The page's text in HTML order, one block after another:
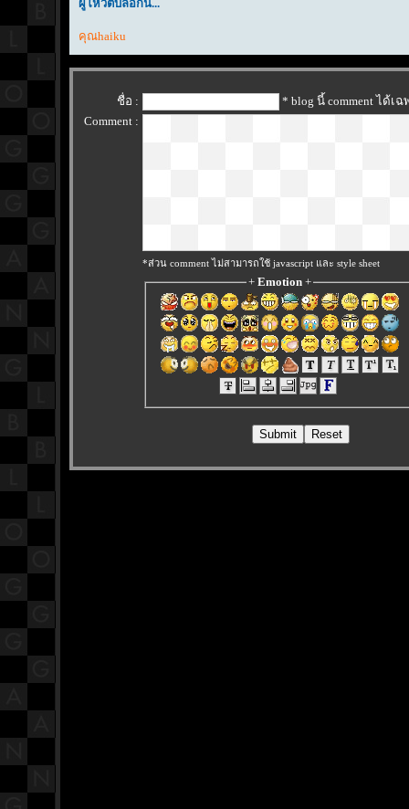
ผู้โหวตบล็อกนี้...
คุณhaiku
ชื่อ :
* blog นี้ comment ได้เ
Comment :
*ส่วน comment ไม่สามารถใช้ javascript และ style sheet
+ Emotion+